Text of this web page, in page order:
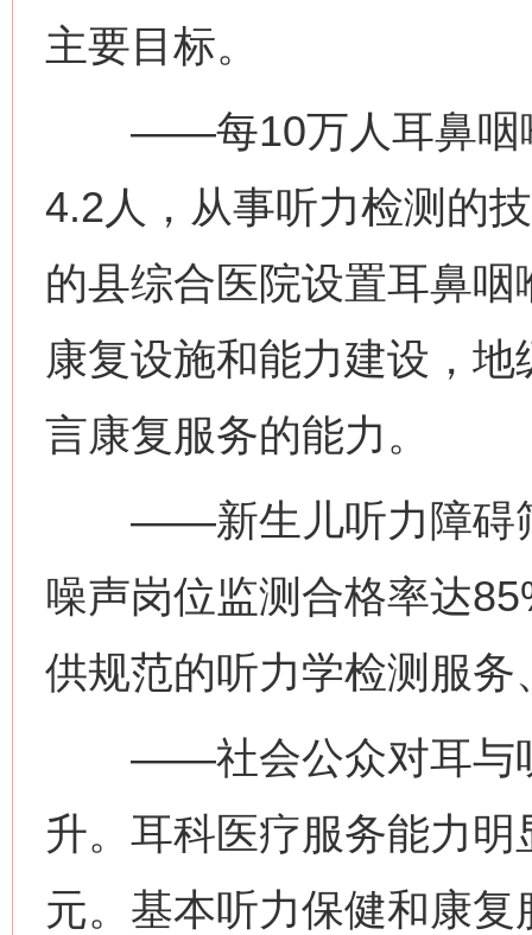
主要目标。
——每10万人耳鼻咽喉
4.2人，从事听力检测的
的县综合医院设置耳鼻
康复设施和能力建设，
言康复服务的能力。
——新生儿听力障碍筛
噪声岗位监测合格率达
供规范的听力学检测服
——社会公众对耳与听
升。耳科医疗服务能力
元。基本听力保健和康